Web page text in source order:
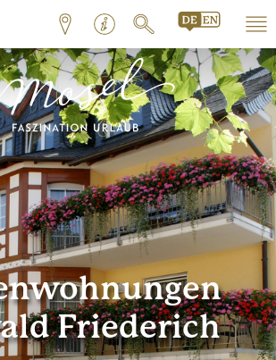
Friederich